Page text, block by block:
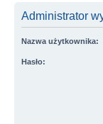
Administrator
Nazwa użytkownika:
Hasło: